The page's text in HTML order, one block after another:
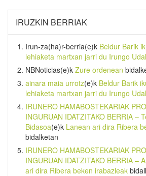
IRUZKIN BERRIAK
Irun-za(ha)r-berria(e)k Beldur Barik
lehiaketa martxan jarri du Irungo
NBNoticias(e)k Zure ordenean
ainara maia urrotz(e)k Beldur Barik
lehiaketa martxan jarri du Irungo
IRUNERO HAMABOSTEKARIAK
INGURUAN IDATZITAKO BERRIA –
Bidasoa(e)k Lanean ari dira Ribera
bidalketan
IRUNERO HAMABOSTEKARIAK
INGURUAN IDATZITAKO BERRIA –
ari dira Ribera beken irabazleak